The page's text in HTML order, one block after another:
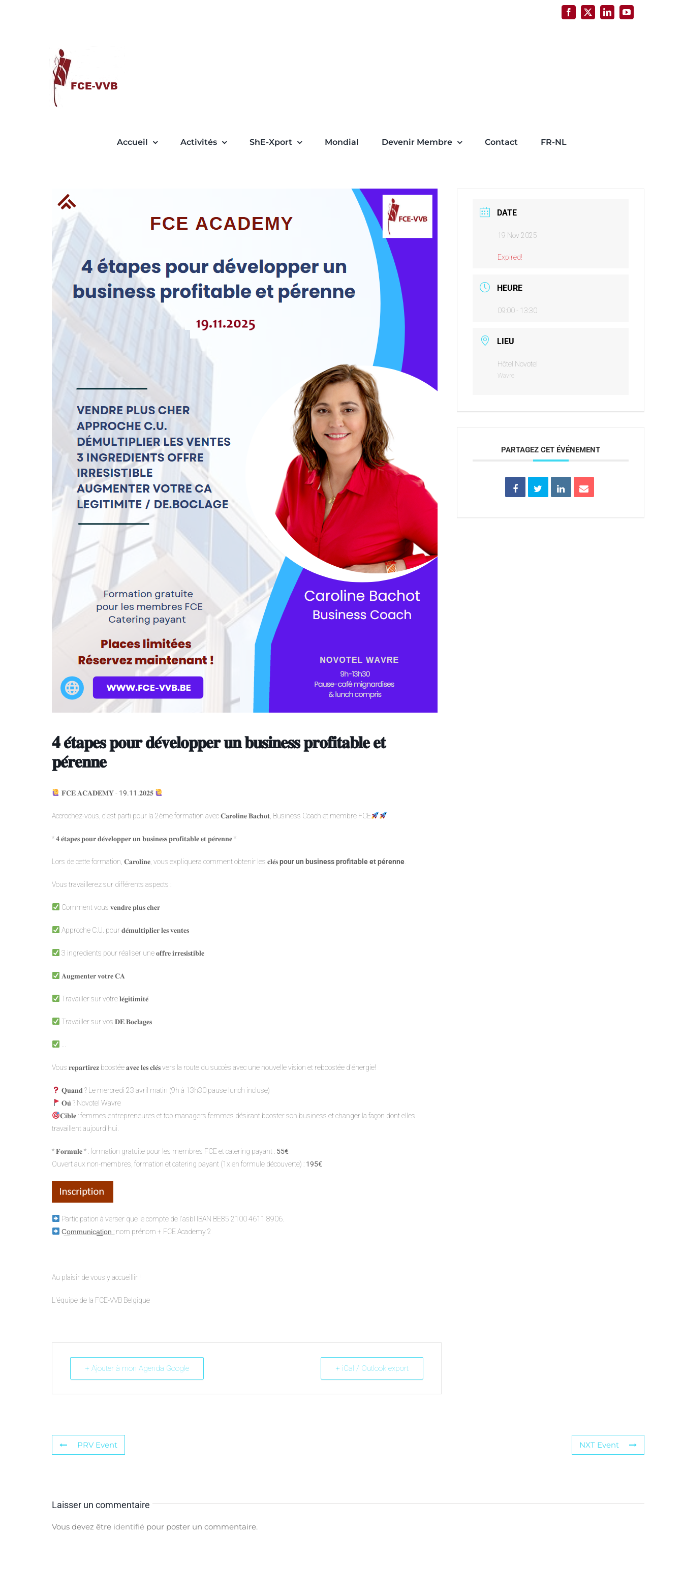
Facebook
X LinkedInYouTube
Accueil Activités ShE-Xport Mondial Devenir Membre Contact FR-NL
𝟒 𝐞́𝐭𝐚𝐩𝐞𝐬 𝐩𝐨𝐮𝐫 𝐝𝐞́𝐯𝐞𝐥𝐨𝐩𝐩𝐞𝐫 𝐮𝐧 𝐛𝐮𝐬𝐢𝐧𝐞𝐬𝐬 𝐩𝐫𝐨𝐟𝐢𝐭𝐚𝐛𝐥𝐞 𝐞𝐭
𝐩𝐞́𝐫𝐞𝐧𝐧𝐞
𝐅𝐂𝐄 𝐀𝐂𝐀𝐃𝐄𝐌𝐘 - 19.11.𝟐𝟎𝟐𝟓
Accrochez-vous, c'est parti pour la 2ème formation avec 𝐂𝐚𝐫𝐨𝐥𝐢𝐧𝐞 𝐁𝐚𝐜𝐡𝐨𝐭, Business Coach et membre FCE
* 𝟒 𝐞́𝐭𝐚𝐩𝐞𝐬 𝐩𝐨𝐮𝐫 𝐝𝐞́𝐯𝐞𝐥𝐨𝐩𝐩𝐞𝐫 𝐮𝐧 𝐛𝐮𝐬𝐢𝐧𝐞𝐬𝐬 𝐩𝐫𝐨𝐟𝐢𝐭𝐚𝐛𝐥𝐞 𝐞𝐭 𝐩𝐞́𝐫𝐞𝐧𝐧𝐞 *
Lors de cette formation, 𝐂𝐚𝐫𝐨𝐥𝐢𝐧𝐞, vous expliquera comment obtenir les 𝐜𝐥𝐞́𝐬pour un business profitable et pérenne
Vous travaillerez sur différents aspects :
Comment vous 𝐯𝐞𝐧𝐝𝐫𝐞 𝐩𝐥𝐮𝐬 𝐜𝐡𝐞𝐫
Approche C.U. pour 𝐝𝐞́𝐦𝐮𝐥𝐭𝐢𝐩𝐥𝐢𝐞𝐫 𝐥𝐞𝐬 𝐯𝐞𝐧𝐭𝐞𝐬
3 ingredients pour réaliser une 𝐨𝐟𝐟𝐫𝐞 𝐢𝐫𝐫𝐞𝐬𝐢𝐬𝐭𝐢𝐛𝐥𝐞
𝐀𝐮𝐠𝐦𝐞𝐧𝐭𝐞𝐫 𝐯𝐨𝐭𝐫𝐞 𝐂𝐀
Travailler sur votre 𝐥𝐞́𝐠𝐢𝐭𝐢𝐦𝐢𝐭𝐞́
Travailler sur vos 𝐃𝐄.𝐁𝐨𝐜𝐥𝐚𝐠𝐞𝐬
Vous 𝐫𝐞𝐩𝐚𝐫𝐭𝐢𝐫𝐞𝐳 boostée 𝐚𝐯𝐞𝐜 𝐥𝐞𝐬 𝐜𝐥𝐞́𝐬 vers la route du succès avec une nouvelle vision et reboostée d'énergie!
𝐐𝐮𝐚𝐧𝐝 ? Le mercredi 23 avril matin (9h à 13h30 pause lunch incluse)
𝐎𝐮̀ ? Novotel Wavre
𝐂𝐢𝐛𝐥𝐞 : femmes entrepreneures et top managers femmes désirant booster son business et changer la façon dont elles
travaillent aujourd'hui.
* 𝐅𝐨𝐫𝐦𝐮𝐥𝐞 * : formation gratuite pour les membres FCE et catering payant : 55€
Ouvert aux non-membres, formation et catering payant (1x en formule découverte) : 195€
Participation à verser que le compte de l'asbl IBAN BE85 2100 4611 8906.
C͟o͟m͟m͟u͟n͟i͟c͟a͟t͟i͟o͟n͟ : nom prénom + FCE Academy 2
Au plaisir de vous y accueillir !
L'équipe de la FCE-VVB Belgique
+ Ajouter à mon Agenda Google + iCal / Outlook export
DATE
19 Nov 2025
Expired!
HEURE
09:00 - 13:30
LIEU
Hôtel Novotel
Wavre
PARTAGEZ CET ÉVÉNEMENT
PRV Event NXT Event
Laisser un commentaire
Vous devez être identifié pour poster un commentaire.